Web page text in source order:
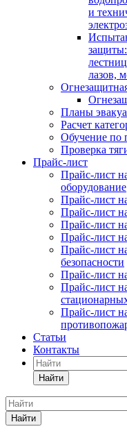
и
лазов,
Планы
Расчет
Обучение по
Проверка
Прайс-лист
Прайс-лист
оборудование
Прайс-лист
Прайс-лист
Прайс-лист
Прайс-лист
Прайс-лист
безопасности
Прайс-лист
Прайс-лист
Прайс-лист
Статьи
Контакты
Найти
Найти